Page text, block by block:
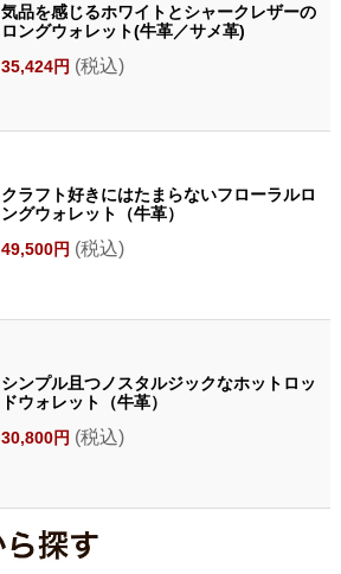
気品を感じるホワイトとシャークレザーの
ロングウォレット(牛革／サメ革)
35,424円 (税込)
クラフト好きにはたまらないフローラルロ
ングウォレット（牛革）
49,500円 (税込)
シンプル且つノスタルジックなホットロッ
ドウォレット（牛革）
30,800円 (税込)